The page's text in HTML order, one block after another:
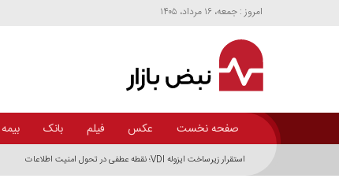
امروز : جمعه، ۱۶ مرداد، ۱۴۰۵
صفحه نخست عکس فیلم بانک بیمه
استقرار زیرساخت ایزوله VDI؛ نقطه عطفی در تحول امنیت اطلاعات